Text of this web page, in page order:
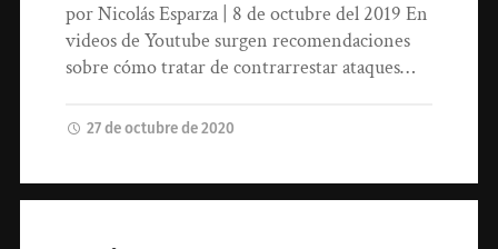
por Nicolás Esparza | 8 de octubre del 2019 En
videos de Youtube surgen recomendaciones
sobre cómo tratar de contrarrestar ataques…
27 de octubre de 2020